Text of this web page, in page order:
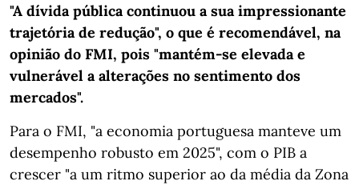
"A dívida pública continuou a sua impressionante
trajetória de redução", o que é recomendável, na
opinião do FMI, pois "mantém-se elevada e
vulnerável a alterações no sentimento dos
mercados".
Para o FMI, "a economia portuguesa manteve um
desempenho robusto em 2025", com o PIB a
crescer "a um ritmo superior ao da média da Zona